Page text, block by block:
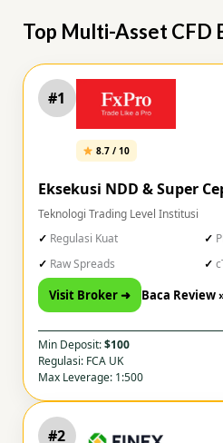
Top Multi-Asset CFD
#1
8.7 / 10
Eksekusi NDD & Super
Teknologi Trading Level Institusi
Regulasi Kuat
Raw Spreads
Visit Broker ➜ Baca Review
Min Deposit:$100
Regulasi: FCA UK
Max Leverage: 1:500
#2